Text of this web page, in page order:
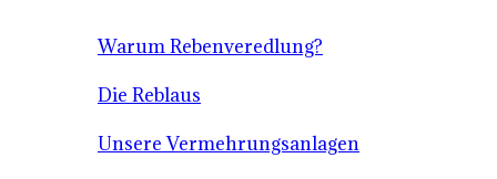
Warum Rebenveredlung?
Die Reblaus
Unsere Vermehrungsanlagen